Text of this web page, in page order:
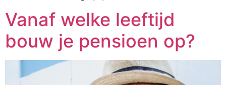
Vanaf welke leeftijd
bouw je pensioen op?